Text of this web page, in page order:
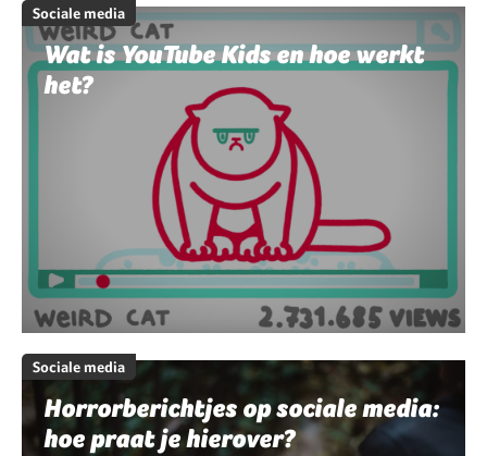
Sociale media
Wat is YouTube Kids en hoe werkt
het?
Sociale media
Horrorberichtjes op sociale media:
hoe praat je hierover?